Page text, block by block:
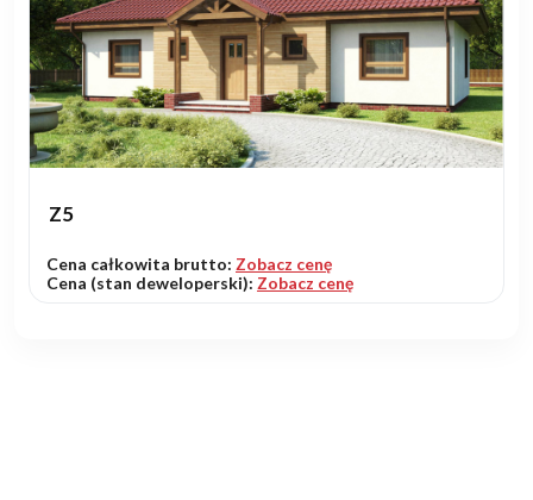
Z5
Cena całkowita brutto: Zobacz cenę
Cena (stan deweloperski): Zobacz cenę